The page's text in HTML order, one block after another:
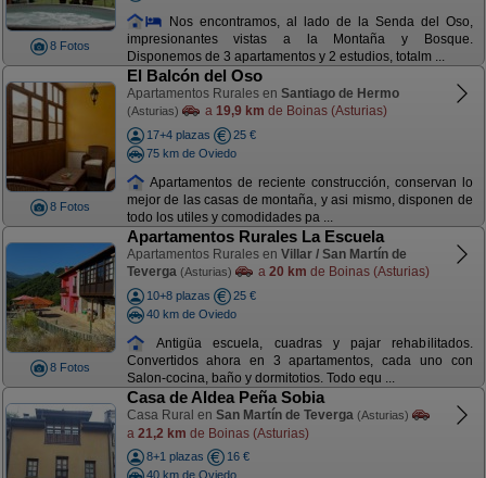
8 Fotos
Nos encontramos, al lado de la Senda del Oso,
impresionantes vistas a la Montaña y Bosque.
Disponemos de 3 apartamentos y 2 estudios, totalm ...
8 Fotos
El Balcón del Oso
Apartamentos Rurales en Santiago de Hermo
(Asturias) a 19,9 km de Boinas (Asturias)
17+4 plazas
25 €
75 km de Oviedo
Apartamentos de reciente construcción, conservan lo
mejor de las casas de montaña, y asi mismo, disponen de
todo los utiles y comodidades pa ...
8 Fotos
Apartamentos Rurales La Escuela
Apartamentos Rurales en Villar / San Martín de
Teverga (Asturias) a 20 km de Boinas (Asturias)
10+8 plazas
25 €
40 km de Oviedo
Antigüa escuela, cuadras y pajar rehabilitados.
Convertidos ahora en 3 apartamentos, cada uno con
Salon-cocina, baño y dormitotios. Todo equ ...
Casa de Aldea Peña Sobia
Casa Rural en San Martín de Teverga (Asturias)
a 21,2 km de Boinas (Asturias)
8+1 plazas
16 €
40 km de Oviedo